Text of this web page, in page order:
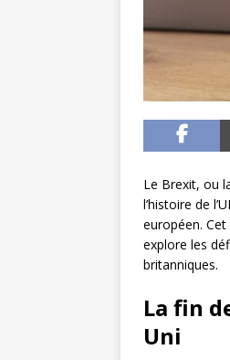
Le Brexit, ou
l’histoire de
européen.
explore les
britanniques.
La fin
Uni